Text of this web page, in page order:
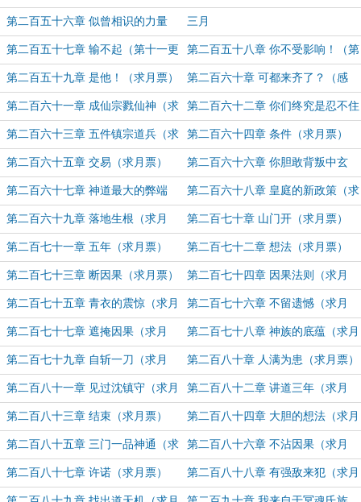
更 求月票） 求月票）
第二百五十六章 似曾相识的力量
（第十更 求月票）
三月
第二百五十七章 输不起（第十一更
求月票）
第二百五十八章 你不受影响！（第
十二更 求月票）
第二百五十九章 是他！（求月票） 第二百六十章 可都来齐了？（感
谢“路过不谢”盟主打赏）
第二百六十一章 成仙宗戮仙神（求
月票）
第二百六十二章 你们终究是忍不住
了（求月票）
第二百六十三章 五件镇宗道兵（求
月票）
第二百六十四章 条件（求月票）
第二百六十五章 交易（求月票） 第二百六十六章 你胆敢背叛中玄
界！（求月票）
第二百六十七章 神道最大的弊端
（求月票）
第二百六十八章 皇庭的新政策（求
月票）
第二百六十九章 落地生根（求月
票）
第二百七十章 山门开（求月票）
第二百七十一章 五年（求月票） 第二百七十二章 想法（求月票）
第二百七十三章 断因果（求月票） 第二百七十四章 因果法则（求月
票）
第二百七十五章 青衣的震惊（求月
票）
第二百七十六章 不留遗憾（求月
票）
第二百七十七章 遮掩因果（求月
票）
第二百七十八章 神族的底蕴（求月
票）
第二百七十九章 自斩一刀（求月
票）
第二百八十章 人满为患（求月票）
第二百八十一章 见过沈镇守（求月
票）
第二百八十二章 讲道三年（求月
票）
第二百八十三章 结束（求月票） 第二百八十四章 大胆的想法（求月
票）
第二百八十五章 三门一品神通（求
月票）
第二百八十六章 不沾因果（求月
票）
第二百八十七章 许诺（求月票） 第二百八十八章 有强敌来犯（求月